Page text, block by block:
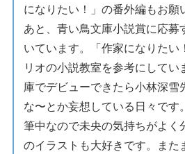
になりたい！」の番外編もお願
あと、青い鳥文庫小説賞に応募
いています。「作家になりたい
リオの小説教室を参考にしてい
庫でデビューできたら小林深雪
な〜とか妄想している日々です
筆中なので未央の気持ちがよく
のイラストも大好きです。また